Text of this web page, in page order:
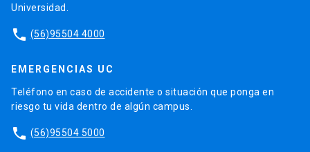
Universidad.
phone (56)95504 4000
EMERGENCIAS UC
Teléfono en caso de accidente o situación que ponga en
riesgo tu vida dentro de algún campus.
phone (56)95504 5000